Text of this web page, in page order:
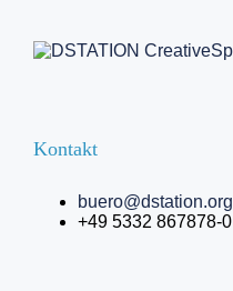
Kontakt
buero@dstation.org
+49 5332 867878-0